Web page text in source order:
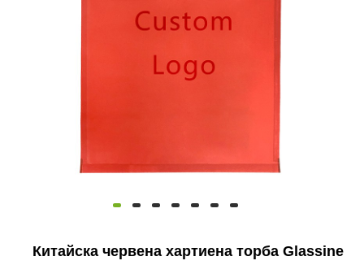
Китайска червена хартиена торба Glassine